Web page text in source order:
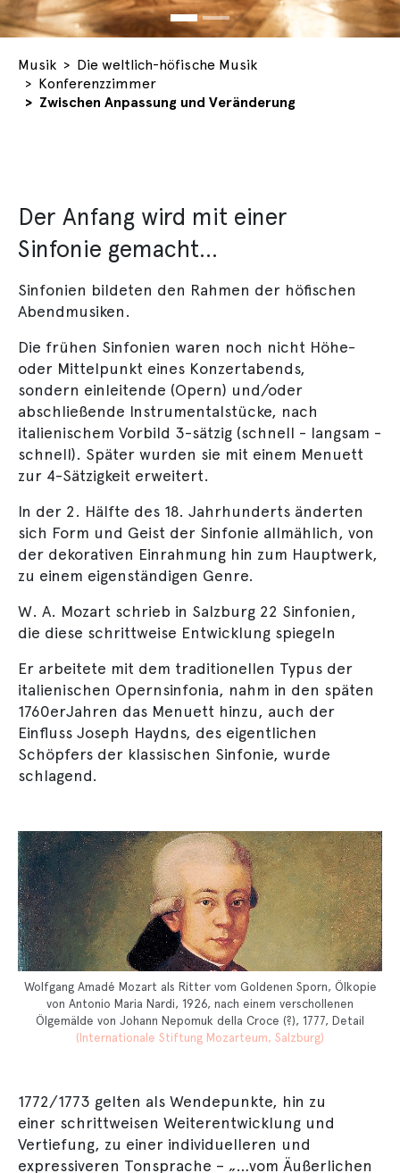
Musik
Die weltlich-höfische Musik
Konferenzzimmer
Zwischen Anpassung und Veränderung
Der Anfang wird mit einer
Sinfonie gemacht…
Sinfonien bildeten den Rahmen der höfischen
Abendmusiken.
Die frühen Sinfonien waren noch nicht Höhe-
oder Mittelpunkt eines Konzertabends,
sondern einleitende (Opern) und/oder
abschließende Instrumentalstücke, nach
italienischem Vorbild 3-sätzig (schnell - langsam -
schnell). Später wurden sie mit einem Menuett
zur 4-Sätzigkeit erweitert.
In der 2. Hälfte des 18. Jahrhunderts änderten
sich Form und Geist der Sinfonie allmählich, von
der dekorativen Einrahmung hin zum Hauptwerk,
zu einem eigenständigen Genre.
W. A. Mozart schrieb in Salzburg 22 Sinfonien,
die diese schrittweise Entwicklung spiegeln
Er arbeitete mit dem traditionellen Typus der
italienischen Opernsinfonia, nahm in den späten
1760erJahren das Menuett hinzu, auch der
Einfluss Joseph Haydns, des eigentlichen
Schöpfers der klassischen Sinfonie, wurde
schlagend.
Wolfgang Amadé Mozart als Ritter vom Goldenen Sporn, Ölkopie
von Antonio Maria Nardi, 1926, nach einem verschollenen
Ölgemälde von Johann Nepomuk della Croce (?), 1777, Detail
(Internationale Stiftung Mozarteum, Salzburg)
1772/1773 gelten als Wendepunkte, hin zu
einer schrittweisen Weiterentwicklung und
Vertiefung, zu einer individuelleren und
expressiveren Tonsprache – „…vom Äußerlichen